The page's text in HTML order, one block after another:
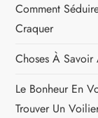
Comment
Craquer
Choses À Savoir
Le Bonheur En
Trouver Un